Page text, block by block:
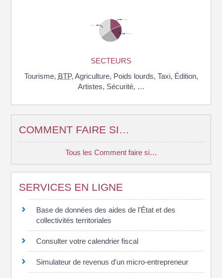
SECTEURS
Tourisme, BTP, Agriculture, Poids lourds, Taxi, Édition,
Artistes, Sécurité, …
COMMENT FAIRE SI…
Tous les Comment faire si…
SERVICES EN LIGNE
Base de données des aides de l'État et des
collectivités territoriales
Consulter votre calendrier fiscal
Simulateur de revenus d'un micro-entrepreneur